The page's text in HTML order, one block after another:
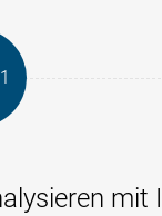
mit